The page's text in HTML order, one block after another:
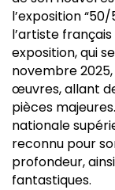
l’exposition
l’artiste
exposition, qui
novembre
œuvres, allant
pièces
nationale
reconnu pour
profondeur,
fantastiques.